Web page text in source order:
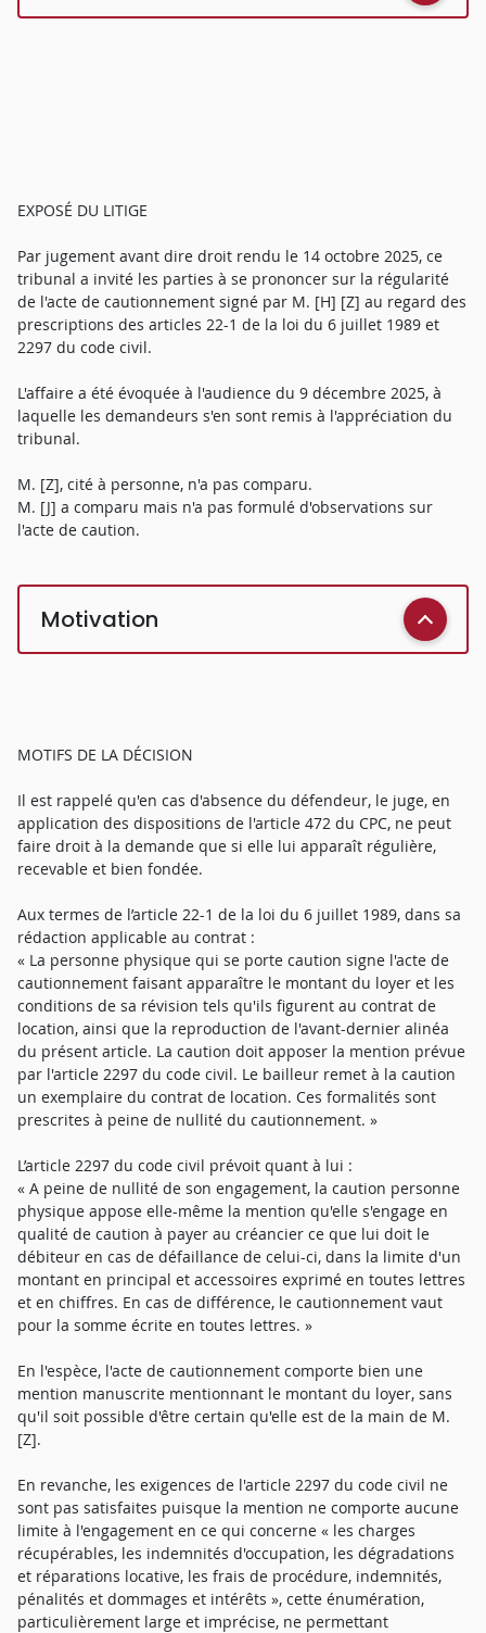
EXPOSÉ DU LITIGE
Par jugement avant dire droit rendu le 14 octobre 2025, ce
tribunal a invité les parties à se prononcer sur la régularité
de l'acte de cautionnement signé par M. [H] [Z] au regard des
prescriptions des articles 22-1 de la loi du 6 juillet 1989 et
2297 du code civil.
L'affaire a été évoquée à l'audience du 9 décembre 2025, à
laquelle les demandeurs s'en sont remis à l'appréciation du
tribunal.
M. [Z], cité à personne, n'a pas comparu.
M. [J] a comparu mais n'a pas formulé d'observations sur
l'acte de caution.
Motivation
MOTIFS DE LA DÉCISION
Il est rappelé qu'en cas d'absence du défendeur, le juge, en
application des dispositions de l'article 472 du CPC, ne peut
faire droit à la demande que si elle lui apparaît régulière,
recevable et bien fondée.
Aux termes de l’article 22-1 de la loi du 6 juillet 1989, dans sa
rédaction applicable au contrat :
« La personne physique qui se porte caution signe l'acte de
cautionnement faisant apparaître le montant du loyer et les
conditions de sa révision tels qu'ils figurent au contrat de
location, ainsi que la reproduction de l'avant-dernier alinéa
du présent article. La caution doit apposer la mention prévue
par l'article 2297 du code civil. Le bailleur remet à la caution
un exemplaire du contrat de location. Ces formalités sont
prescrites à peine de nullité du cautionnement. »
L’article 2297 du code civil prévoit quant à lui :
« A peine de nullité de son engagement, la caution personne
physique appose elle-même la mention qu'elle s'engage en
qualité de caution à payer au créancier ce que lui doit le
débiteur en cas de défaillance de celui-ci, dans la limite d'un
montant en principal et accessoires exprimé en toutes lettres
et en chiffres. En cas de différence, le cautionnement vaut
pour la somme écrite en toutes lettres. »
En l'espèce, l'acte de cautionnement comporte bien une
mention manuscrite mentionnant le montant du loyer, sans
qu'il soit possible d'être certain qu'elle est de la main de M.
[Z].
En revanche, les exigences de l'article 2297 du code civil ne
sont pas satisfaites puisque la mention ne comporte aucune
limite à l'engagement en ce qui concerne « les charges
récupérables, les indemnités d'occupation, les dégradations
et réparations locative, les frais de procédure, indemnités,
pénalités et dommages et intérêts », cette énumération,
particulièrement large et imprécise, ne permettant